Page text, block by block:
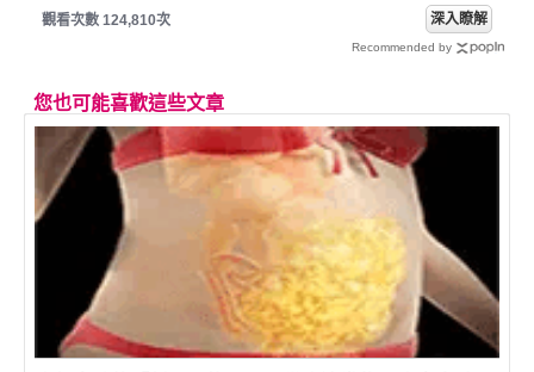
觀看次數 124,810次 深入瞭解
Recommended by
您也可能喜歡這些文章